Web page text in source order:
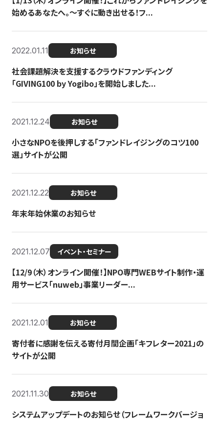
始めるあなたへ。〜すぐに動き出せる！フ...
2022.01.11 お知らせ
社会課題解決を支援するクラウドファンディング
「GIVING100 by Yogibo」を開始しました...
2021.12.24 お知らせ
小さなNPOを後押しする「ファンドレイジングのコツ100
選」サイトが公開
2021.12.22 お知らせ
年末年始休業のお知らせ
2021.12.07 イベント・セミナー
【12/9（木）オンライン開催！】NPO専門WEBサイト制作・運
用サービス「nuweb」事業リーダー...
2021.12.01 お知らせ
寄付者に感謝を伝える寄付月間企画「キフレター2021」の
サイトが公開
2021.11.30 お知らせ
システムアップデートのお知らせ（フレームワークバージョ